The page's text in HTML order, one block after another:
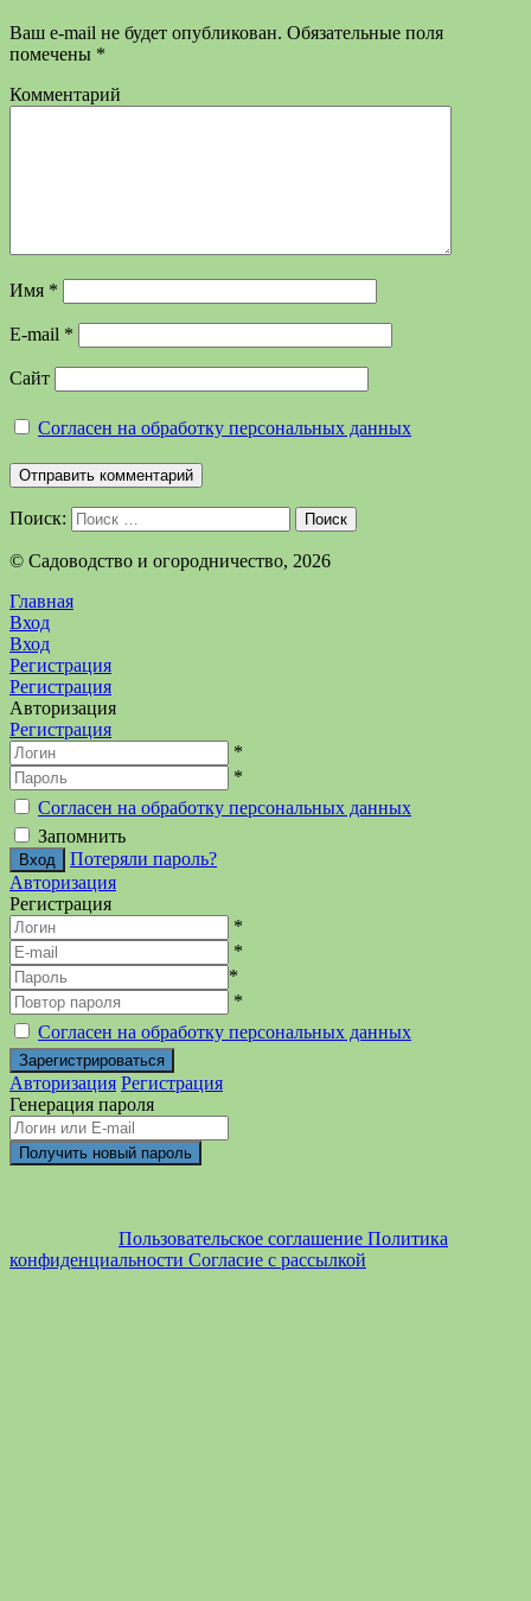
Ваш e-mail не будет опубликован. Обязательные поля
помечены *
Комментарий
Имя *
E-mail *
Сайт
Согласен на обработку персональных данных
Поиск: Поиск
©️ Садоводство и огородничество, 2026
Главная
Вход
Вход
Регистрация
Регистрация
Авторизация
Регистрация
*
*
Согласен на обработку персональных данных
Запомнить
Потеряли пароль?
Авторизация
Регистрация
*
*
*
*
Согласен на обработку персональных данных
Авторизация Регистрация
Генерация пароля
Пользовательское соглашение Политика
конфиденциальности Согласие с рассылкой